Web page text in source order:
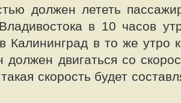
должен лететь
в 10 часов
Калининград в то же утро
должен двигаться со
скорость будет